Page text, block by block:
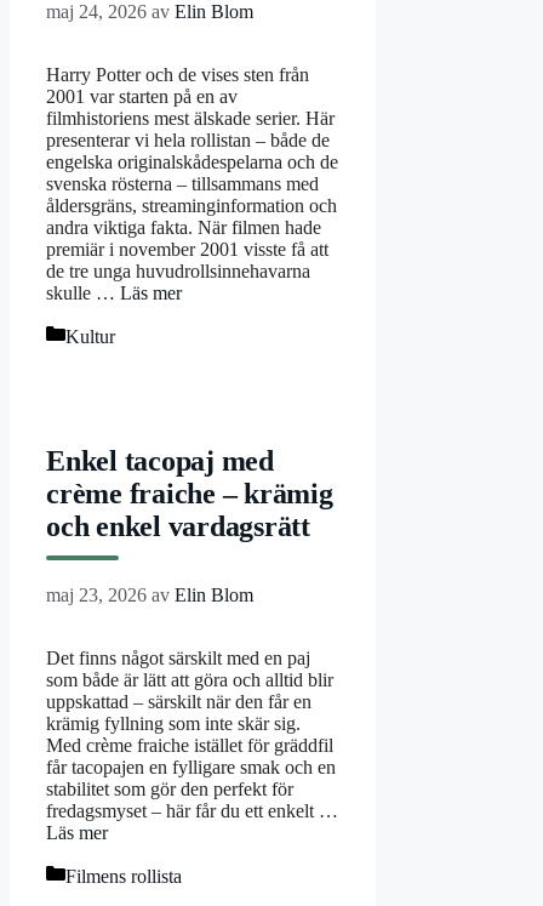
maj 24, 2026 av Elin Blom
Harry Potter och de vises sten från
2001 var starten på en av
filmhistoriens mest älskade serier. Här
presenterar vi hela rollistan – både de
engelska originalskådespelarna och de
svenska rösterna – tillsammans med
åldersgräns, streaminginformation och
andra viktiga fakta. När filmen hade
premiär i november 2001 visste få att
de tre unga huvudrollsinnehavarna
skulle … Läs mer
Kategorier
Kultur
Enkel tacopaj med
crème fraiche – krämig
och enkel vardagsrätt
maj 23, 2026 av Elin Blom
Det finns något särskilt med en paj
som både är lätt att göra och alltid blir
uppskattad – särskilt när den får en
krämig fyllning som inte skär sig.
Med crème fraiche istället för gräddfil
får tacopajen en fylligare smak och en
stabilitet som gör den perfekt för
fredagsmyset – här får du ett enkelt …
Läs mer
Kategorier
Filmens rollista